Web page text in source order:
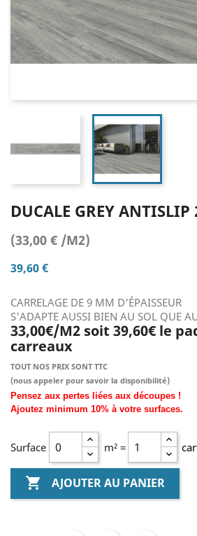
DUCALE GREY ANTISLIP
(33,00 € /M2)
39,60 €
CARRELAGE DE 9 MM D'ÉPAISSEUR
S'ADAPTE AUSSI BIEN AU SOL QUE
33,00€/M2 soit 39,60€ le
carreaux
TOUT NOS PRIX SONT TTC
(nous appeler pour savoir la disponibilité)
Pensez aux pertes liées aux découpes !
Ajoutez minimum 10% à votre surfaces.
Surface m² =
 AJOUTER AU PANIER